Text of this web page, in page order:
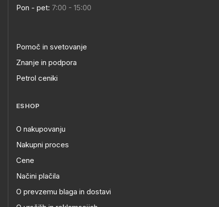
Pon - pet: 7:00 - 15:00
Pomoč in svetovanje
Znanje in podpora
Petrol ceniki
ESHOP
O nakupovanju
Nakupni proces
Cene
Načini plačila
O prevzemu blaga in dostavi